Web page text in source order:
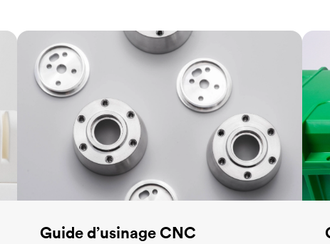
Construisez les systèmes automatisés
complexes avec facilité
Médical
Lancez sur le marché la prochaine
dans le domaine de la santé
Tous les secteurs
Guide d’usinage CNC
Guide d’usinage CNC